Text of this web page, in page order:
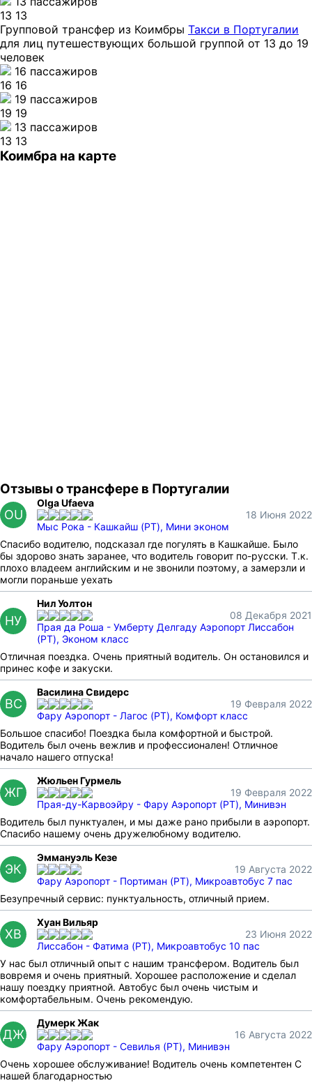
13 13
Групповой трансфер из Коимбры Такси в Португалии
для лиц путешествующих большой группой от 13 до 19
человек
16 пассажиров
16 16
19 пассажиров
19 19
13 пассажиров
13 13
Коимбра на карте
Отзывы о трансфере в Португалии
OU
Olga Ufaeva
18 Июня 2022
Мыс Рока - Кашкайш (PT), Мини эконом
Спасибо водителю, подсказал где погулять в Кашкайше. Было
бы здорово знать заранее, что водитель говорит по-русски. Т.к.
плохо владеем английским и не звонили поэтому, а замерзли и
могли пораньше уехать
НУ
Нил Уолтон
08 Декабря 2021
Прая да Роша - Умберту Делгаду Аэропорт Лиссабон
(PT), Эконом класс
Отличная поездка. Очень приятный водитель. Он остановился и
принес кофе и закуски.
ВС
Василина Свидерс
19 Февраля 2022
Фару Аэропорт - Лагос (PT), Комфорт класс
Большое спасибо! Поездка была комфортной и быстрой.
Водитель был очень вежлив и профессионален! Отличное
начало нашего отпуска!
ЖГ
Жюльен Гурмель
19 Февраля 2022
Прая-ду-Карвоэйру - Фару Аэропорт (PT), Минивэн
Водитель был пунктуален, и мы даже рано прибыли в аэропорт.
Спасибо нашему очень дружелюбному водителю.
ЭК
Эммануэль Кезе
19 Августа 2022
Фару Аэропорт - Портиман (PT), Микроавтобус 7 пас
Безупречный сервис: пунктуальность, отличный прием.
ХВ
Хуан Вильяр
23 Июня 2022
Лиссабон - Фатима (PT), Микроавтобус 10 пас
У нас был отличный опыт с нашим трансфером. Водитель был
вовремя и очень приятный. Хорошее расположение и сделал
нашу поездку приятной. Автобус был очень чистым и
комфортабельным. Очень рекомендую.
ДЖ
Думерк Жак
16 Августа 2022
Фару Аэропорт - Севилья (PT), Минивэн
Очень хорошее обслуживание! Водитель очень компетентен С
нашей благодарностью